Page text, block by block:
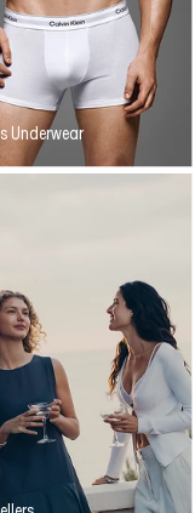
Underwear